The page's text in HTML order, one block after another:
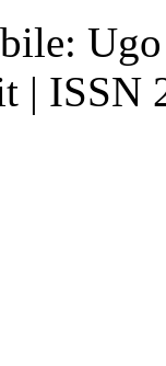
| ISSN